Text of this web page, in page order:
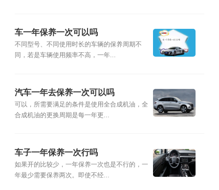
车一年保养一次可以吗
不同型号、不同使用时长的车辆的保养周期不
同，若是车辆使用频率不高，一年...
汽车一年去保养一次可以吗
可以，所需要满足的条件是使用全合成机油，全
合成机油的更换周期是每一年更...
车子一年保养一次行吗
如果开的比较少，一年保养一次也是不行的，一
年最少需要保养两次。即使不经...